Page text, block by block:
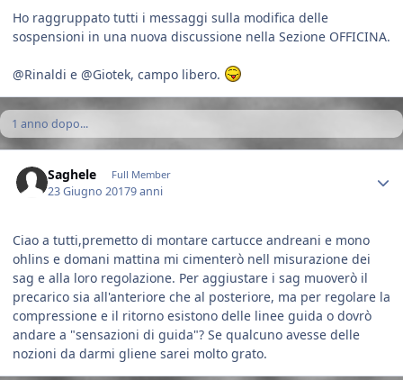
Ho raggruppato tutti i messaggi sulla modifica delle
sospensioni in una nuova discussione nella Sezione OFFICINA.
@Rinaldi e @Giotek, campo libero.
1 anno dopo...
Saghele Full Member
23 Giugno 20179 anni
Ciao a tutti,premetto di montare cartucce andreani e mono
ohlins e domani mattina mi cimenterò nell misurazione dei
sag e alla loro regolazione. Per aggiustare i sag muoverò il
precarico sia all'anteriore che al posteriore, ma per regolare la
compressione e il ritorno esistono delle linee guida o dovrò
andare a "sensazioni di guida"? Se qualcuno avesse delle
nozioni da darmi gliene sarei molto grato.